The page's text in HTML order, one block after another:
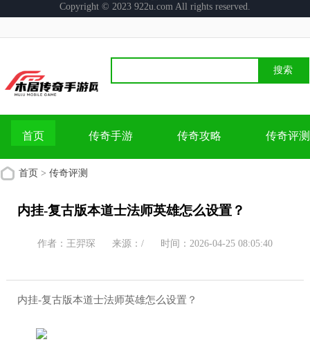
首页 传奇手游 传奇攻略 传奇评测
首页 > 传奇评测
内挂-复古版本道士法师英雄怎么设置？
作者：王羿琛 来源：/ 时间：2026-04-25 08:05:40
内挂-复古版本道士法师英雄怎么设置？